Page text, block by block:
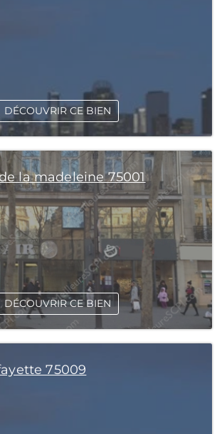
DÉCOUVRIR CE BIEN
la madeleine 75001
DÉCOUVRIR CE BIEN
75009